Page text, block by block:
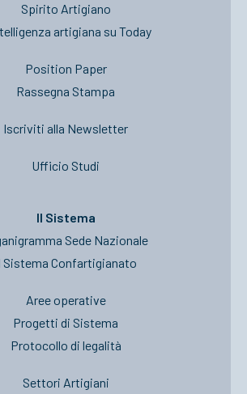
Spirito Artigiano
artigiana su Today
Position Paper
Rassegna Stampa
Iscriviti alla Newsletter
Ufficio Studi
Il Sistema
Sede Nazionale
Sistema Confartigianato
Aree operative
Progetti di Sistema
Protocollo di legalità
Settori Artigiani